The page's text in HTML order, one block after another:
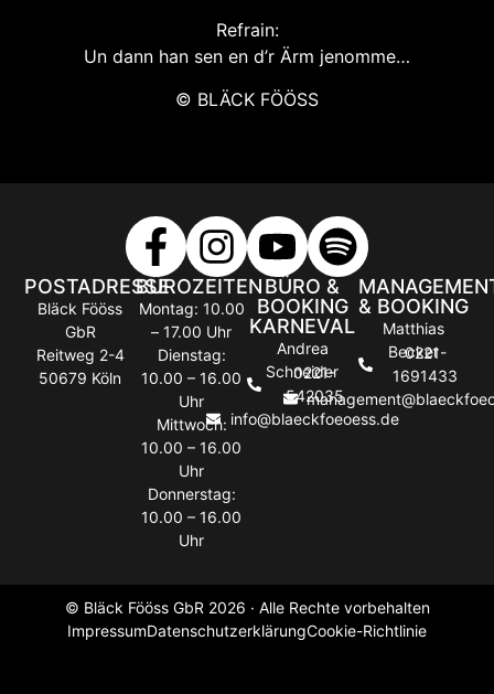
Refrain:
Un dann han sen en d’r Ärm jenomme…
© BLÄCK FÖÖSS
POSTADRESSE
Bläck Fööss
GbR
Reitweg 2-4
50679 Köln
BÜROZEITEN
Montag: 10.00
– 17.00 Uhr
Dienstag:
10.00 – 16.00
Uhr
Mittwoch:
10.00 – 16.00
Uhr
Donnerstag:
10.00 – 16.00
Uhr
BÜRO &
BOOKING
KARNEVAL
Andrea
Schneider
0221-
542035
info@blaeckfoeoess.de
& BOOKING
Matthias
Becker
0221-
1691433
© Bläck Fööss GbR 2026 · Alle Rechte vorbehalten
ImpressumDatenschutzerklärungCookie-Richtlinie